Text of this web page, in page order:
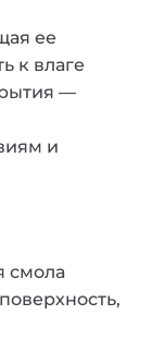
ее
к влаге
—
и
смола